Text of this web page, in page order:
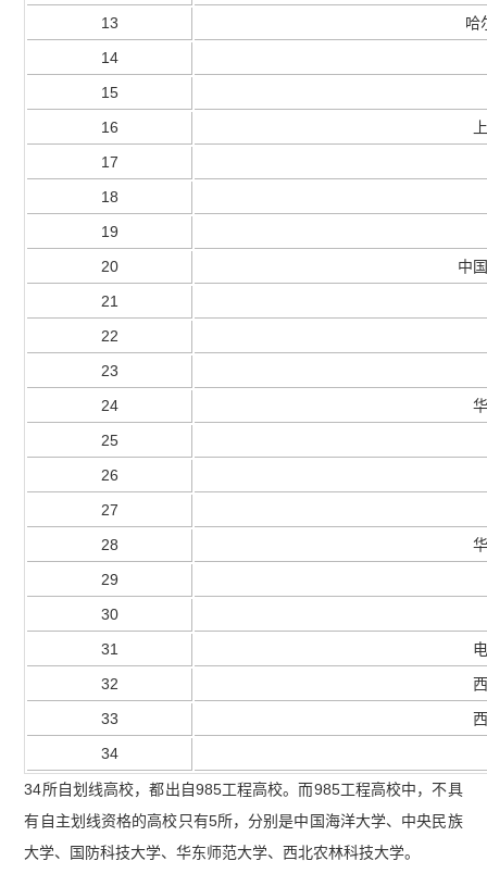
13
哈
14
15
16
17
18
19
20
中
21
22
23
24
25
26
27
28
29
30
31
32
33
34
34所自划线高校，都出自985工程高校。而985工程高校中，不具
有自主划线资格的高校只有5所，分别是中国海洋大学、中央民族
大学、国防科技大学、华东师范大学、西北农林科技大学。